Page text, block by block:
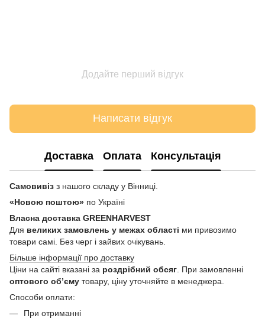
Додайте перший відгук
Написати відгук
Доставка Оплата Консультація
Самовивіз з нашого складу у Вінниці.
«Новою поштою» по Україні
Власна доставка GREENHARVEST
Для великих замовлень у межах області ми привозимо
товари самі. Без черг і зайвих очікувань.
Більше інформації про доставку
Ціни на сайті вказані за роздрібний обсяг . При замовленні
оптового об’єму товару, ціну уточняйте в менеджера.
Способи оплати:
При отриманні